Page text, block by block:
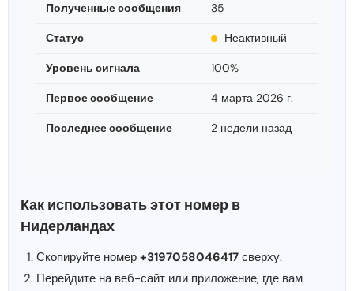
Полученные сообщения 35
Статус Неактивный
Уровень сигнала 100%
Первое сообщение 4 марта 2026 г.
Последнее сообщение 2 недели назад
Как использовать этот номер в
Нидерландах
Скопируйте номер +3197058046417 сверху.
Перейдите на веб-сайт или приложение, где вам